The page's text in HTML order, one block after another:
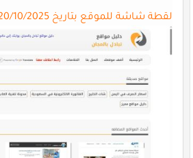
لقطة شاشة للموقع بتاريخ 20/10/2025